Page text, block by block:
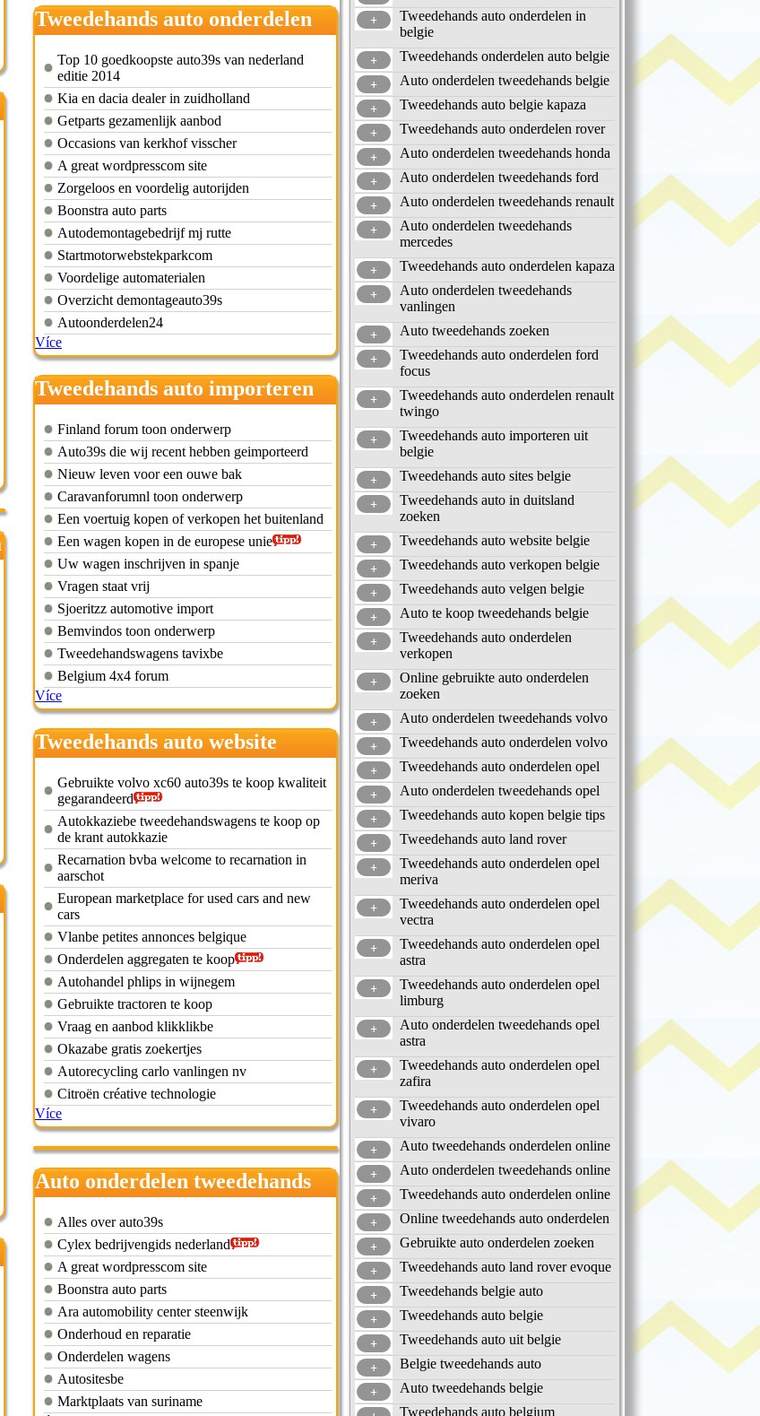
Tweedehands auto onderdelen
renault twingo
Top 10 goedkoopste auto39s van nederland
editie 2014
Kia en dacia dealer in zuidholland
Getparts gezamenlijk aanbod
Occasions van kerkhof visscher
A great wordpresscom site
Zorgeloos en voordelig autorijden
Boonstra auto parts
Autodemontagebedrijf mj rutte
Startmotorwebstekparkcom
Voordelige automaterialen
Overzicht demontageauto39s
Autoonderdelen24
Více
Tweedehands auto importeren
uit belgie
Finland forum toon onderwerp
Auto39s die wij recent hebben geimporteerd
Nieuw leven voor een ouwe bak
Caravanforumnl toon onderwerp
Een voertuig kopen of verkopen het buitenland
Een wagen kopen in de europese unie
Uw wagen inschrijven in spanje
Vragen staat vrij
Sjoeritzz automotive import
Bemvindos toon onderwerp
Tweedehandswagens tavixbe
Belgium 4x4 forum
Více
Tweedehands auto website
belgie
Gebruikte volvo xc60 auto39s te koop kwaliteit
gegarandeerd
Autokkaziebe tweedehandswagens te koop op
de krant autokkazie
Recarnation bvba welcome to recarnation in
aarschot
European marketplace for used cars and new
cars
Vlanbe petites annonces belgique
Onderdelen aggregaten te koop
Autohandel phlips in wijnegem
Gebruikte tractoren te koop
Vraag en aanbod klikklikbe
Okazabe gratis zoekertjes
Autorecycling carlo vanlingen nv
Citroën créative technologie
Více
Auto onderdelen tweedehands
volvo
Alles over auto39s
Cylex bedrijvengids nederland
A great wordpresscom site
Boonstra auto parts
Ara automobility center steenwijk
Onderhoud en reparatie
Onderdelen wagens
Autositesbe
Marktplaats van suriname
Tweedehands auto onderdelen in
belgie
Tweedehands onderdelen auto belgie
Auto onderdelen tweedehands belgie
Tweedehands auto belgie kapaza
Tweedehands auto onderdelen rover
Auto onderdelen tweedehands honda
Auto onderdelen tweedehands ford
Auto onderdelen tweedehands renault
Auto onderdelen tweedehands
mercedes
Tweedehands auto onderdelen kapaza
Auto onderdelen tweedehands
vanlingen
Auto tweedehands zoeken
Tweedehands auto onderdelen ford
focus
Tweedehands auto onderdelen renault
twingo
Tweedehands auto importeren uit
belgie
Tweedehands auto sites belgie
Tweedehands auto in duitsland
zoeken
Tweedehands auto website belgie
Tweedehands auto verkopen belgie
Tweedehands auto velgen belgie
Auto te koop tweedehands belgie
Tweedehands auto onderdelen
verkopen
Online gebruikte auto onderdelen
zoeken
Auto onderdelen tweedehands volvo
Tweedehands auto onderdelen volvo
Tweedehands auto onderdelen opel
Auto onderdelen tweedehands opel
Tweedehands auto kopen belgie tips
Tweedehands auto land rover
Tweedehands auto onderdelen opel
meriva
Tweedehands auto onderdelen opel
vectra
Tweedehands auto onderdelen opel
astra
Tweedehands auto onderdelen opel
limburg
Auto onderdelen tweedehands opel
astra
Tweedehands auto onderdelen opel
zafira
Tweedehands auto onderdelen opel
vivaro
Auto tweedehands onderdelen online
Auto onderdelen tweedehands online
Tweedehands auto onderdelen online
Online tweedehands auto onderdelen
Gebruikte auto onderdelen zoeken
Tweedehands auto land rover evoque
Tweedehands belgie auto
Tweedehands auto belgie
Tweedehands auto uit belgie
Belgie tweedehands auto
Auto tweedehands belgie
Tweedehands auto belgium